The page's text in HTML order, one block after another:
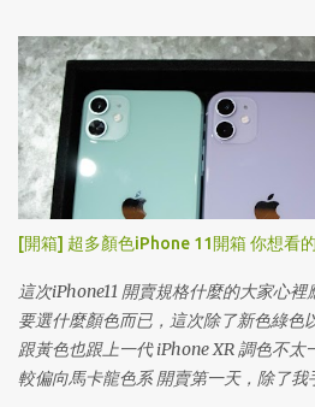
[開箱] 超多顏色iPhone 11開箱 你想看
這次iPhone11 開賣規格什麼的大家心
要選什麼顏色而已，這次除了新色綠色
跟黃色也跟上一代 iPhone XR 調色不
較偏向馬卡龍色系 開賣第一天，除了